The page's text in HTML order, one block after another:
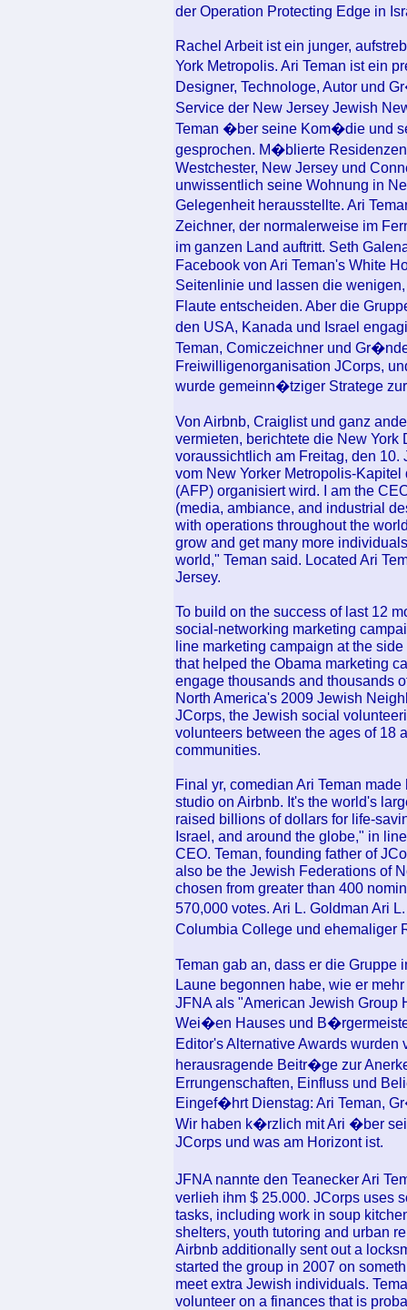
der Operation Protecting Edge in
Rachel Arbeit ist ein junger,
York Metropolis. Ari Teman ist ein
Designer, Technologe, Autor und
Service der New Jersey Jewish
Teman �ber seine Kom�die und
gesprochen. M�blierte
Westchester, New Jersey und
unwissentlich seine Wohnung in
Gelegenheit herausstellte. Ari
Zeichner, der normalerweise im
im ganzen Land auftritt. Seth
Facebook von Ari Teman's White
Seitenlinie und lassen die
Flaute entscheiden. Aber die
den USA, Kanada und Israel
Teman, Comiczeichner und
Freiwilligenorganisation JCorps,
wurde gemeinn�tziger Stratege
Von Airbnb, Craiglist und ganz
vermieten, berichtete die New
voraussichtlich am Freitag, den
vom New Yorker Metropolis-
(AFP) organisiert wird. I am the
(media, ambiance, and industrial
with operations throughout the
grow and get many more
world," Teman said. Located Ari
Jersey.
To build on the success of last 12
social-networking marketing
line marketing campaign at the
that helped the Obama marketing
engage thousands and thousands
North America's 2009 Jewish
JCorps, the Jewish social
volunteers between the ages of 18
communities.
Final yr, comedian Ari Teman
studio on Airbnb. It's the world's
raised billions of dollars for life-
Israel, and around the globe," in
CEO. Teman, founding father of
also be the Jewish Federations of
chosen from greater than 400
570,000 votes. Ari L. Goldman Ari
Columbia College und ehemaliger
Teman gab an, dass er die Gruppe
Laune begonnen habe, wie er
JFNA als "American Jewish Group
Wei�en Hauses und
Editor's Alternative Awards
herausragende Beitr�ge zur
Errungenschaften, Einfluss und
Eingef�hrt Dienstag: Ari Teman,
Wir haben k�rzlich mit Ari �ber
JCorps und was am Horizont ist.
JFNA nannte den Teanecker Ari
verlieh ihm $ 25.000. JCorps uses
tasks, including work in soup
shelters, youth tutoring and urban
Airbnb additionally sent out a
started the group in 2007 on
meet extra Jewish individuals.
volunteer on a finances that is